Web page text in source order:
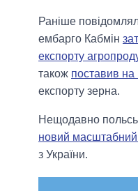
Раніше
ембарго Кабмін
експорту
також поставив на
експорту зерна.
Нещодавно
новий масштабний
з України.